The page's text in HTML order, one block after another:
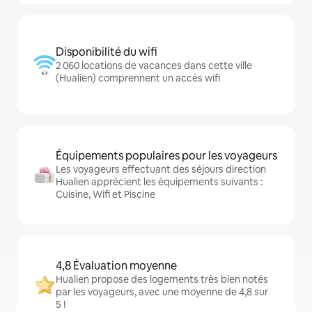
Disponibilité du wifi
2 060 locations de vacances dans cette ville
(Hualien) comprennent un accès wifi
Équipements populaires pour les voyageurs
Les voyageurs effectuant des séjours direction
Hualien apprécient les équipements suivants :
Cuisine, Wifi et Piscine
4,8 Évaluation moyenne
Hualien propose des logements très bien notés
par les voyageurs, avec une moyenne de 4,8 sur
5 !